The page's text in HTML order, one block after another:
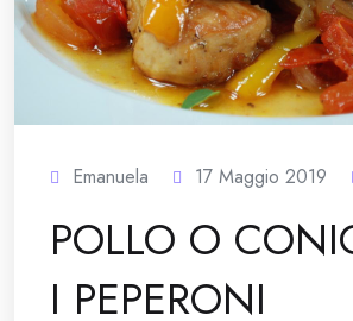
Emanuela 17 Maggio 2019
POLLO O
I PEPERONI